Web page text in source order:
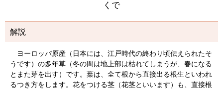
くで
解説
ヨーロッパ原産（日本には、江戸時代の終わり頃伝えられたそ
うです）の多年草（冬の間は地上部は枯れてしまうが、春になる
とまた芽を出す）です。葉は、全て根から直接出る根生といわれ
るつき方をします。花をつける茎（花茎といいます）も、直接根